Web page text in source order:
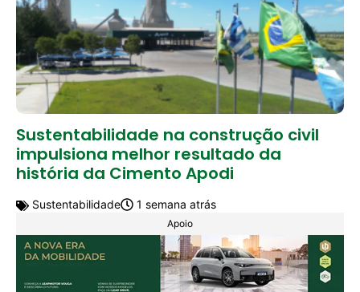
Sustentabilidade na construção civil
impulsiona melhor resultado da
história da Cimento Apodi
Sustentabilidade 1 semana atrás
Apoio